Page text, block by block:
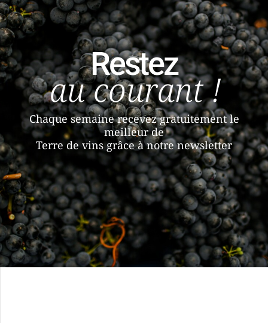
Restez
au courant !
Chaque semaine recevez gratuitement le
meilleur de
Terre de vins grâce à notre newsletter